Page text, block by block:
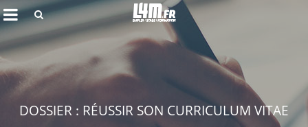
Rechercher
DOSSIER : RÉUSSIR SON CURRICULUM VITAE